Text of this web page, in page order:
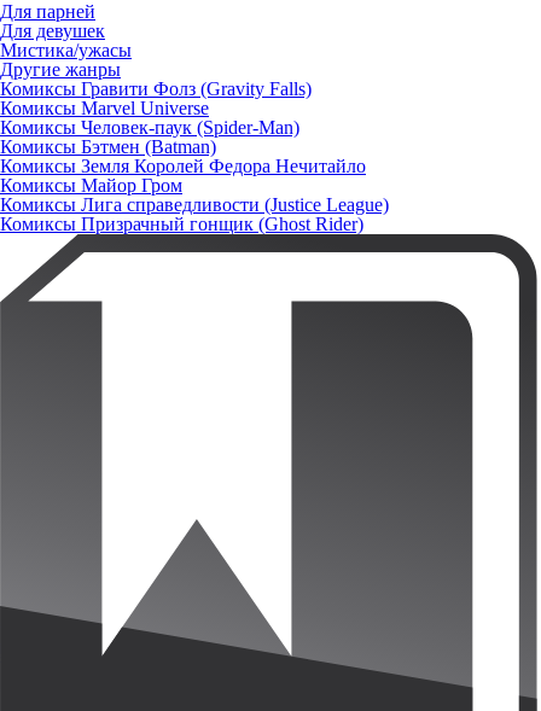
Для парней
Для девушек
Мистика/ужасы
Другие жанры
Комиксы Гравити Фолз (Gravity Falls)
Комиксы Marvel Universe
Комиксы Человек-паук (Spider-Man)
Комиксы Бэтмен (Batman)
Комиксы Земля Королей Федора Нечитайло
Комиксы Майор Гром
Комиксы Лига справедливости (Justice League)
Комиксы Призрачный гонщик (Ghost Rider)